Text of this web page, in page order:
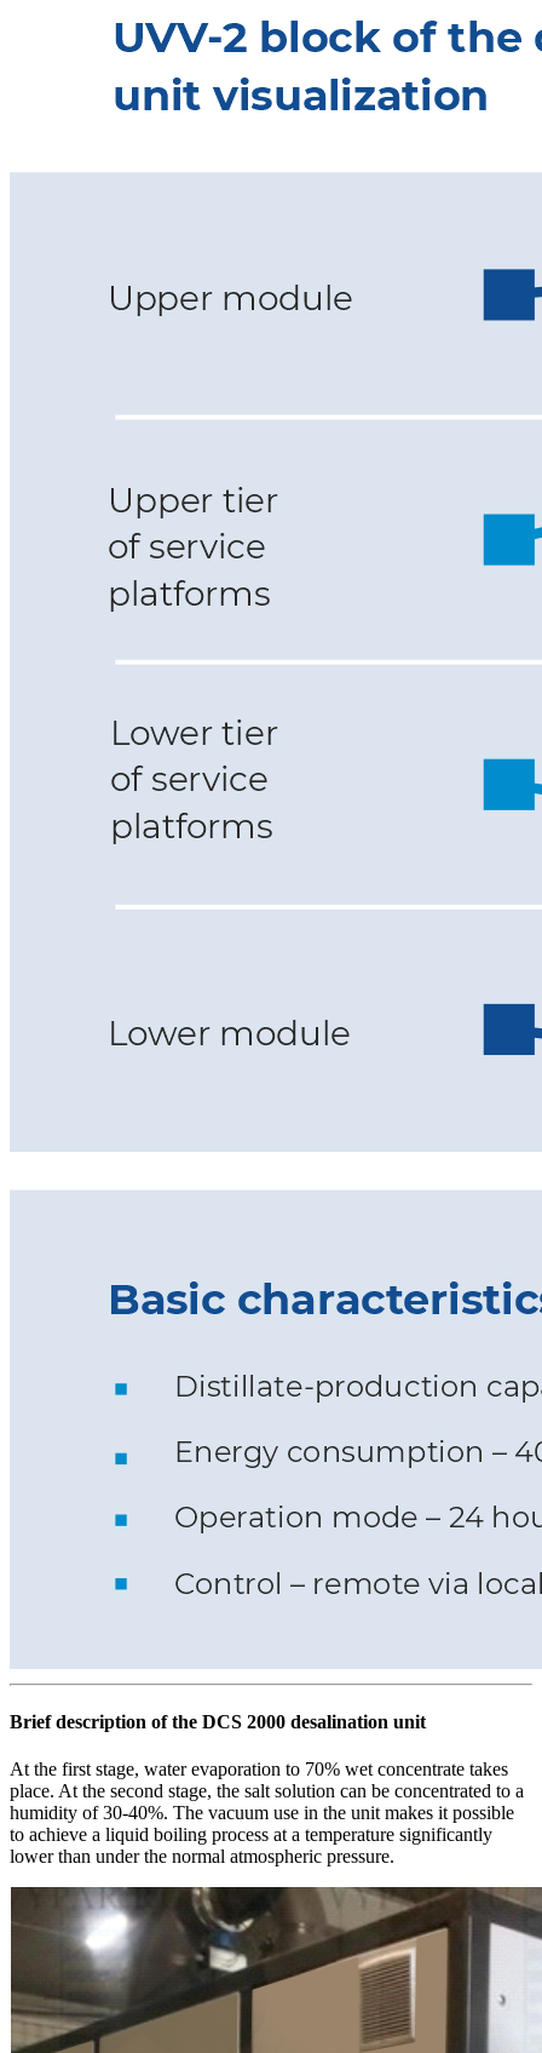
Brief description of the DCS 2000 desalination unit
At the first stage, water evaporation to 70% wet concentrate takes
place. At the second stage, the salt solution can be concentrated to a
humidity of 30-40%. The vacuum use in the unit makes it possible
to achieve a liquid boiling process at a temperature significantly
lower than under the normal atmospheric pressure.